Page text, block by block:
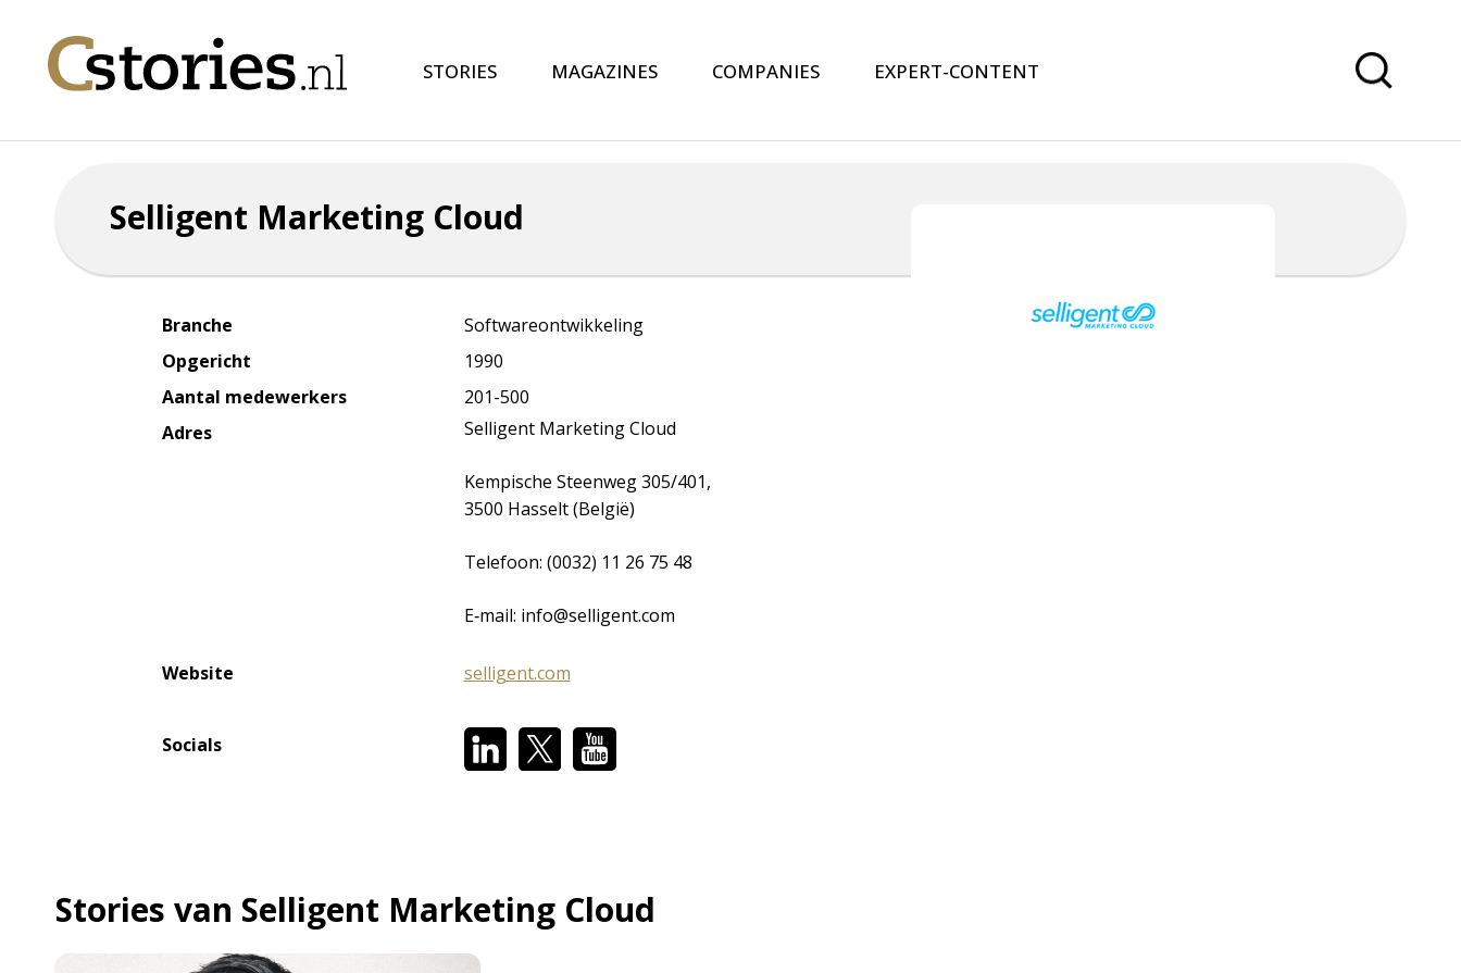
STORIES MAGAZINES COMPANIES EXPERT-CONTENT
Selligent Marketing Cloud
Branche
Softwareontwikkeling
Opgericht
1990
Aantal medewerkers
201-500
Adres
Selligent Marketing Cloud
Kempische Steenweg 305/401,
3500 Hasselt (België)
Telefoon: (0032) 11 26 75 48
E‐mail: info@selligent.com
Website selligent.com
Socials
Stories van Selligent Marketing Cloud